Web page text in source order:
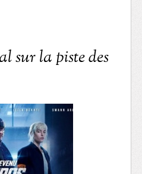
sur la piste des